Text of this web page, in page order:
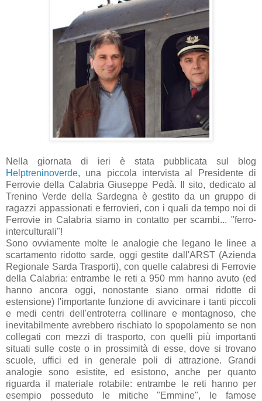
Nella giornata di ieri è stata pubblicata sul blog
Helptreninoverde, una piccola intervista al Presidente di
Ferrovie della Calabria Giuseppe Pedà. Il sito, dedicato al
Trenino Verde della Sardegna è gestito da un gruppo di
ragazzi appassionati e ferrovieri, con i quali da tempo noi di
Ferrovie in Calabria siamo in contatto per scambi... "ferro-
interculturali"!
Sono ovviamente molte le analogie che legano le linee a
scartamento ridotto sarde, oggi gestite dall'ARST (Azienda
Regionale Sarda Trasporti), con quelle calabresi di Ferrovie
della Calabria: entrambe le reti a 950 mm hanno avuto (ed
hanno ancora oggi, nonostante siano ormai ridotte di
estensione) l'importante funzione di avvicinare i tanti piccoli
e medi centri dell'entroterra collinare e montagnoso, che
inevitabilmente avrebbero rischiato lo spopolamento se non
collegati con mezzi di trasporto, con quelli più importanti
situati sulle coste o in prossimità di esse, dove si trovano
scuole, uffici ed in generale poli di attrazione. Grandi
analogie sono esistite, ed esistono, anche per quanto
riguarda il materiale rotabile: entrambe le reti hanno per
esempio posseduto le mitiche "Emmine", le famose